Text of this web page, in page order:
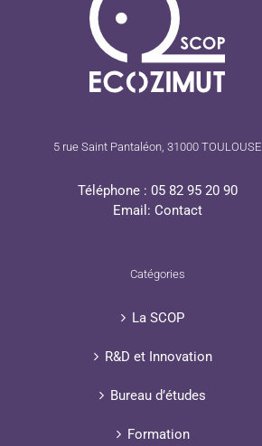
5 rue Saint Pantaléon, 31000 TOULOUSE
Téléphone : 05 82 95 20 90
Email: Contact
Catégories
La SCOP
R&D et Innovation
Bureau d’études
Formation